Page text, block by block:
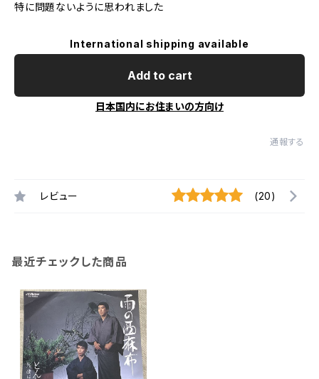
特に問題ないように思われました
International shipping available
Add to cart
日本国内にお住まいの方向け
通報する
レビュー (20)
最近チェックした商品